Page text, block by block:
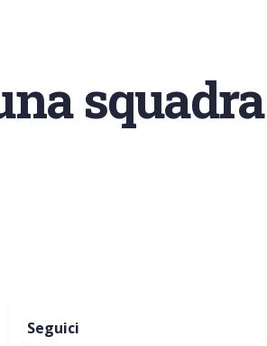
squadra
Seguici